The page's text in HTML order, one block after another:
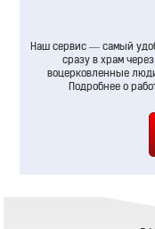
Наш сервис — самый
сразу в храм
воцерковленные
Подробнее о